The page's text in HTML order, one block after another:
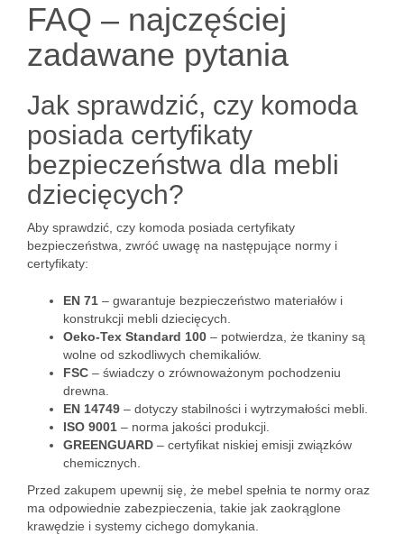
FAQ – najczęściej
zadawane pytania
Jak sprawdzić, czy komoda
posiada certyfikaty
bezpieczeństwa dla mebli
dziecięcych?
Aby sprawdzić, czy komoda posiada certyfikaty
bezpieczeństwa, zwróć uwagę na następujące normy i
certyfikaty:
EN 71 – gwarantuje bezpieczeństwo materiałów i
konstrukcji mebli dziecięcych.
Oeko-Tex Standard 100 – potwierdza, że tkaniny są
wolne od szkodliwych chemikaliów.
FSC – świadczy o zrównoważonym pochodzeniu
drewna.
EN 14749 – dotyczy stabilności i wytrzymałości mebli.
ISO 9001 – norma jakości produkcji.
GREENGUARD – certyfikat niskiej emisji związków
chemicznych.
Przed zakupem upewnij się, że mebel spełnia te normy oraz
ma odpowiednie zabezpieczenia, takie jak zaokrąglone
krawędzie i systemy cichego domykania.